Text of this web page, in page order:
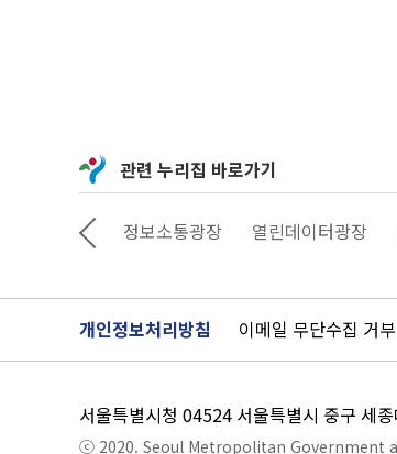
관련 누리집 바로가기
상대로 서울 정보소통광장 열린데이터광장
개인정보처리방침 이메일 무단수집 거부
서울특별시청 04524 서울특별시 중구 세
ⓒ 2020. Seoul Metropolitan Government